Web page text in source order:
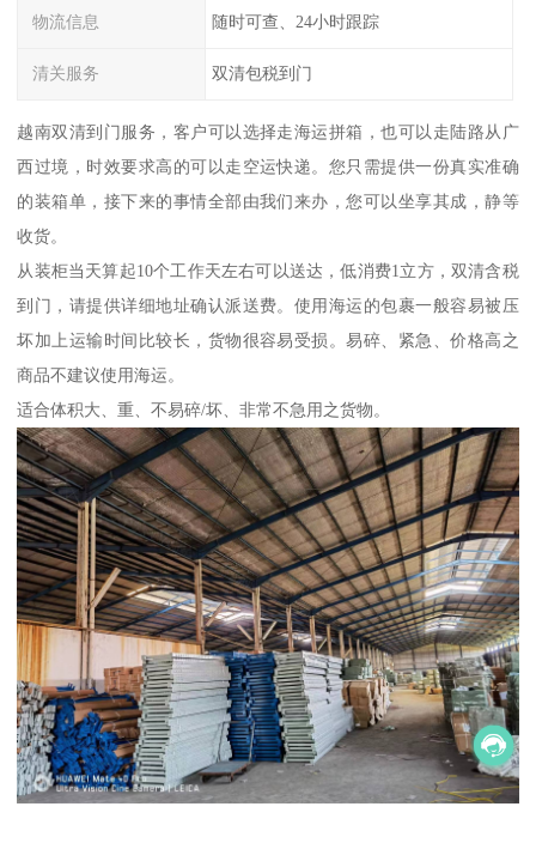
物流信息 随时可查、24小时跟踪
清关服务 双清包税到门
越南双清到门服务，客户可以选择走海运拼箱，也可以走陆路从广
西过境，时效要求高的可以走空运快递。您只需提供一份真实准确
的装箱单，接下来的事情全部由我们来办，您可以坐享其成，静等
收货。
从装柜当天算起10个工作天左右可以送达，低消费1立方，双清含税
到门，请提供详细地址确认派送费。使用海运的包裹一般容易被压
坏加上运输时间比较长，货物很容易受损。易碎、紧急、价格高之
商品不建议使用海运。
适合体积大、重、不易碎/坏、非常不急用之货物。